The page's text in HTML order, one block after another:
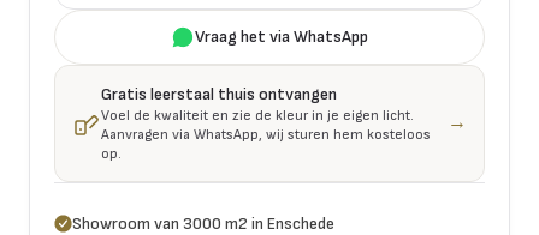
Vraag het via WhatsApp
Gratis leerstaal thuis ontvangen
Voel de kwaliteit en zie de kleur in je eigen licht.
Aanvragen via WhatsApp, wij sturen hem kosteloos
op.
→
Showroom van 3000 m2 in Enschede